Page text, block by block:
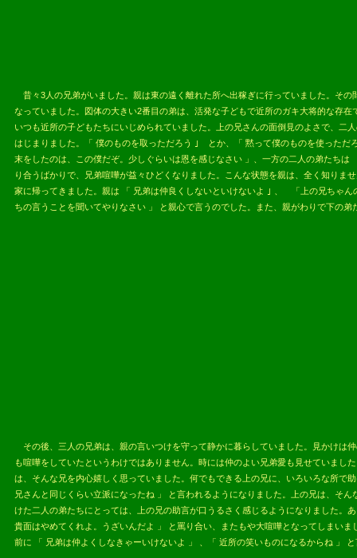
昔々3人の兄弟がいました。親は東の遠く離れた所へ出稼ぎに行っていました。そ
なっていました。図体の大きい2番目の弟は、活発な子どもで近所のガキ大将的な存
いつも近所の子どもたちにいじめられていました。上の兄さんの面倒見のよさで、
はじまりました。「 僕のものを取っただろう ｣ とか、「 黙って僕のものを使っただ
末をしたのは、この僕だぞ。少しぐらいは恩を感じなさい 」、一方の二人の弟たち
り合うばかりで、兄弟喧嘩が益々ひどくなりました。こんな状態を親は、全く知り
家に帰ってきました。親は 「 兄弟は仲良くしないといけないよ ｣ 、 「上の兄ちゃ
ちの言うことを聞いてやりなさい 」 と親心で言うのでした。また、親がわりで下の
その後、三人の兄弟は、親の言いつけを守って静かに暮らしていました。見かけは
も喧嘩をしていたというわけではありません。時には仲のよい兄弟愛も見せていま
は、そんな兄を内心嬉しく思っていました。何でもできる上の兄に、いろいろな所で
兄さんと同じくらい立派になったね 」 と言われるようになりました。上の兄は、そ
けた二人の弟たちにとっては、上の兄の助言が口うるさく感じるようになりました。
貴面はやめてくれよ。うざいんだよ 」 と罵り合い、またもや大喧嘩となってしまい
前に 「 兄弟は仲よくしなきゃーいけないよ 」 、「 近所の笑いものになるからね 」